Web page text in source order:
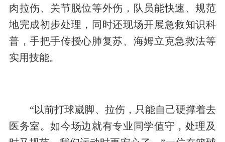
肉拉伤、关节脱位等外伤，队员能快速、规范
地完成初步处理，同时还现场开展急救知识科
普，手把手传授心肺复苏、海姆立克急救法等
实用技能。
“以前打球崴脚、拉伤，只能自己硬撑着去
医务室。如今场边就有专业同学值守，处理及